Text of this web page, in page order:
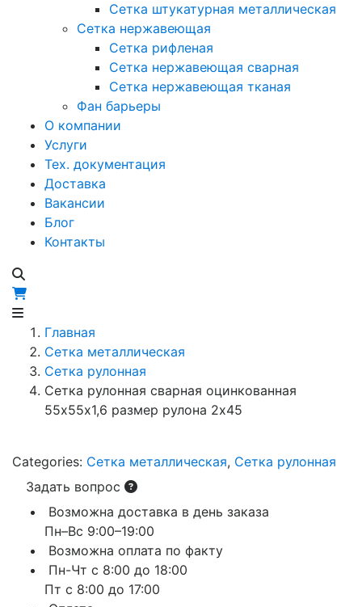
Сетка штукатурная металлическая
Сетка нержавеющая
Сетка рифленая
Сетка нержавеющая сварная
Сетка нержавеющая тканая
Фан барьеры
О компании
Услуги
Тех. документация
Доставка
Вакансии
Блог
Контакты
Главная
Сетка металлическая
Сетка рулонная
Сетка рулонная сварная оцинкованная
55х55х1,6 размер рулона 2х45
Categories: Сетка металлическая, Сетка рулонная
Задать вопрос
Возможна доставка в день заказа
Пн–Вс 9:00–19:00
Возможна оплата по факту
Пн-Чт с 8:00 до 18:00
Пт с 8:00 до 17:00